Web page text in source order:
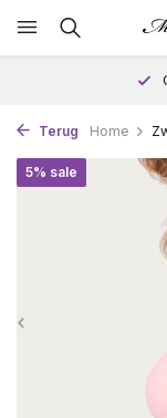
Terug Home
5% sale